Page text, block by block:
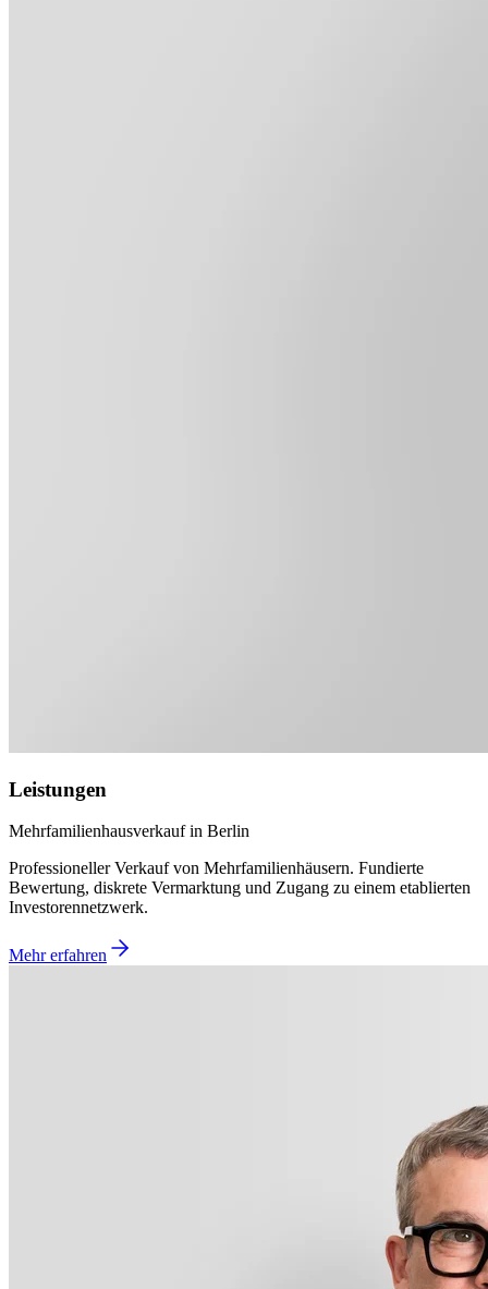
Leistungen
Mehrfamilienhausverkauf in Berlin
Professioneller Verkauf von Mehrfamilienhäusern. Fundierte
Bewertung, diskrete Vermarktung und Zugang zu einem etablierten
Investorennetzwerk.
Mehr erfahren